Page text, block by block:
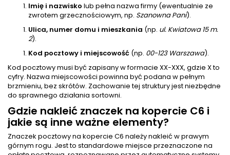
Imię i nazwisko lub pełna nazwa firmy (ewentualnie ze
zwrotem grzecznościowym, np. Szanowna Pani).
Ulica, numer domu i mieszkania (np. ul. Kwiatowa 15 m.
2).
Kod pocztowy i miejscowość (np. 00-123 Warszawa).
Kod pocztowy musi być zapisany w formacie XX-XXX, gdzie X to
cyfry. Nazwa miejscowości powinna być podana w pełnym
brzmieniu, bez skrótów. Zachowanie tej struktury jest niezbędne
do sprawnego działania sortowni.
Gdzie nakleić znaczek na kopercie C6 i
jakie są inne ważne elementy?
Znaczek pocztowy na kopercie C6 należy nakleić w prawym
górnym rogu. Jest to standardowe miejsce przeznaczone na